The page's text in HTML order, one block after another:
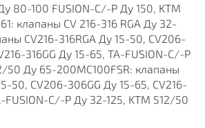
80-100 FUSION-C/-P Ду 150, KTM
клапаны CV 216-316 RGA Ду 32-
CV216-316RGA Ду 15-50, CV206-
316GG Ду 15-65, TA-FUSION-C/-P
50 Ду 65-200MC100FSR: клапаны
50, CV206-306GG Ду 15-65, CV216-
FUSION-C/-P Ду 32-125, KTM 512/50